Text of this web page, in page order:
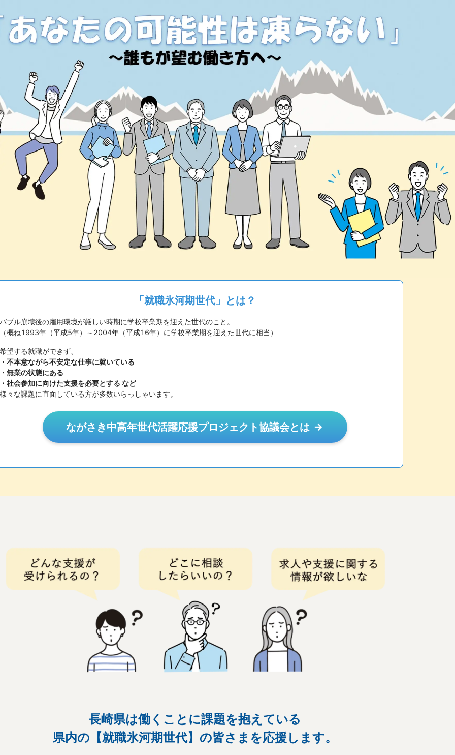
「就職氷河期世代」とは？
バブル崩壊後の雇用環境が厳しい時期に学校卒業期を迎えた世代のこと。
（概ね1993年（平成5年）～2004年（平成16年）に学校卒業期を迎えた世代に相当）
希望する就職ができず、
・不本意ながら不安定な仕事に就いている
・無業の状態にある
・社会参加に向けた支援を必要とする など
様々な課題に直面している方が多数いらっしゃいます。
ながさき中高年世代活躍応援プロジェクト協議会とは
長崎県は働くことに課題を抱えている
県内の【就職氷河期世代】の皆さまを応援します。